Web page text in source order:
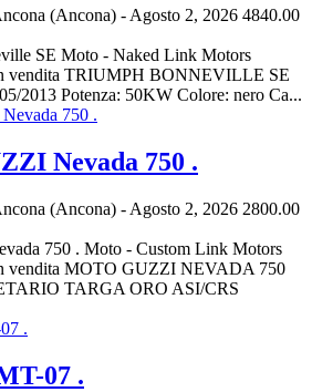
(Ancona) -Agosto 2, 2026 4840.00
SE Moto - Naked Link Motors
vendita TRIUMPH BONNEVILLE SE
2013 Potenza: 50KW Colore: nero Ca...
Nevada 750 .
(Ancona) - Agosto 2, 2026 2800.00
750 . Moto - Custom Link Motors
vendita MOTO GUZZI NEVADA 750
TARGA ORO ASI/CRS
07 .